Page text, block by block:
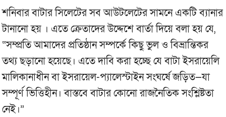
শনিবার বাটার সিলেটের সব আউটলেটের সামনে একটি ব্যানার
টানানো হয় । এতে ক্রেতাদের উদ্দেশে বার্তা দিয়ে বলা হয় যে,
“সম্প্রতি আমাদের প্রতিষ্ঠান সম্পর্কে কিছু ভুল ও বিভ্রান্তিকর
তথ্য ছড়ানো হয়েছে। এতে দাবি করা হচ্ছে যে বাটা ইসরায়েলি
মালিকানাধীন বা ইসরায়েল-প্যালেস্টাইন সংঘর্ষে জড়িত—যা
সম্পূর্ণ ভিত্তিহীন। বাস্তবে বাটার কোনো রাজনৈতিক সংশ্লিষ্টতা
নেই।”